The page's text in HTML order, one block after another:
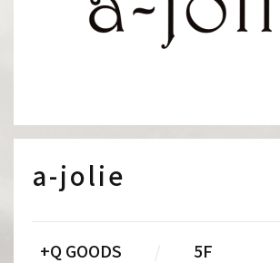
a-jolie
+Q GOODS 5F